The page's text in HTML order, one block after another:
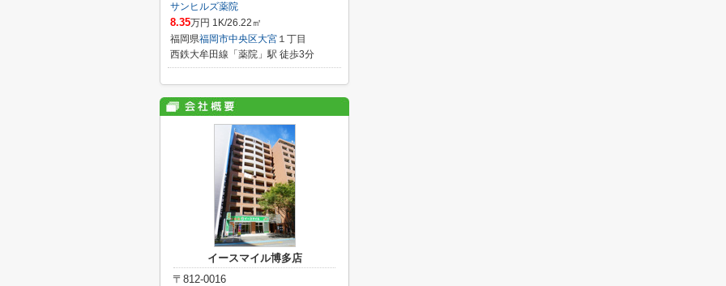
サンヒルズ薬院
8.35万円 1K/26.22㎡
福岡県福岡市中央区大宮 １丁目
西鉄大牟田線「薬院」駅 徒歩3分
イースマイル博多店
〒812-0016